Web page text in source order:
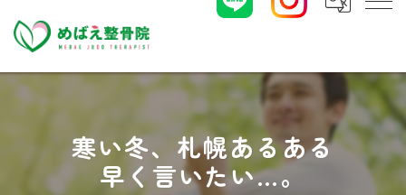
寒い冬、札幌あるある
早く言いたい…。